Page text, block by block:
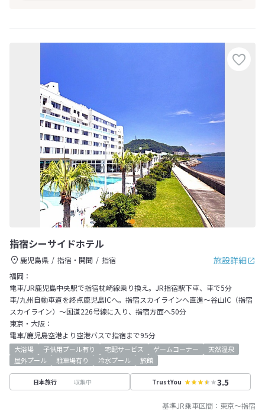
指宿シーサイドホテル
施設詳細
鹿児島県 指宿・開聞
指宿
福岡：
電車/JR鹿児島中央駅で指宿枕崎線乗り換え。JR指宿駅下車、車で5分
車/九州自動車道を終点鹿児島ICへ。指宿スカイラインへ直進～谷山IC（指宿
スカイライン）～国道226号線に入り、指宿方面へ50分
東京・大阪：
電車/鹿児島空港より空港バスで指宿まで95分
大浴場 子供用プール有り 宅配サービス ゲームコーナー
天然温泉
屋外プール
駐車場有り 冷水プール 旅館
日本旅行 収集中 TrustYou 3.5
基準JR乗車区間： 東京～指宿